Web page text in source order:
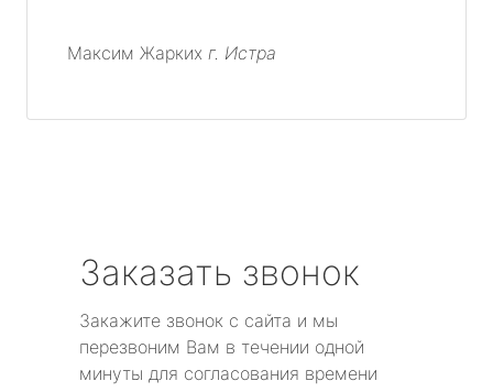
Максим Жарких г. Истра
Заказать звонок
Закажите звонок с сайта и мы
перезвоним Вам в течении одной
минуты для согласования времени